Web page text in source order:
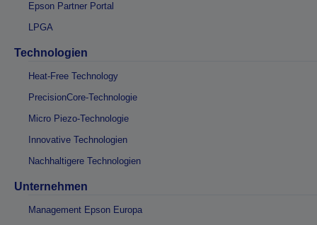
Epson Partner Portal
LPGA
Technologien
Heat-Free Technology
PrecisionCore-Technologie
Micro Piezo-Technologie
Innovative Technologien
Nachhaltigere Technologien
Unternehmen
Management Epson Europa